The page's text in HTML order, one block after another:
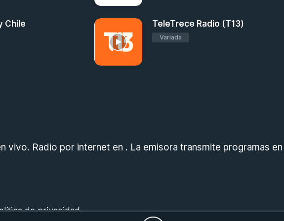
Chile TeleTrece Radio (T13)
Variada
vivo. Radio por internet en . La emisora transmite programas en
de privacidad